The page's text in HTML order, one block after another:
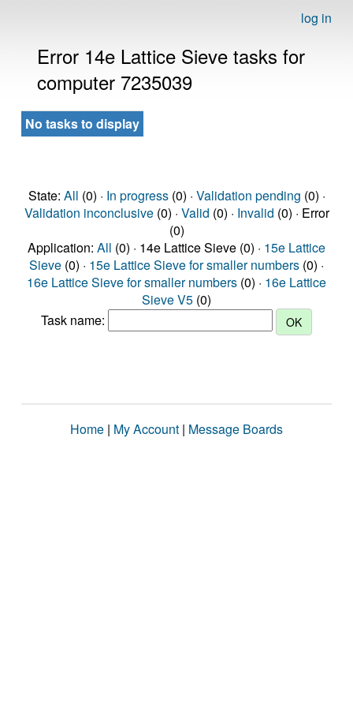
log in
Error 14e Lattice Sieve tasks for
computer 7235039
No tasks to display
State: All (0) · In progress(0) · Validation pending (0) ·
Validation inconclusive(0) · Valid (0) · Invalid (0) · Error
(0)
Application: All (0) · 14e Lattice Sieve (0) · 15e Lattice
Sieve (0) · 15e Lattice Sieve for smaller numbers (0) ·
16e Lattice Sieve for smaller numbers (0) · 16e Lattice
Sieve V5 (0)
Task name:
Home | My Account | Message Boards